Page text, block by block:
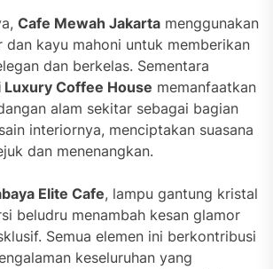
Cafe Mewah Jakarta menggunakan
dan kayu mahoni untuk memberikan
dan berkelas. Sementara
Luxury Coffee House memanfaatkan
alam sekitar sebagai bagian
interiornya, menciptakan suasana
dan menenangkan.
Elite Cafe, lampu gantung kristal
beludru menambah kesan glamor
Semua elemen ini berkontribusi
keseluruhan yang